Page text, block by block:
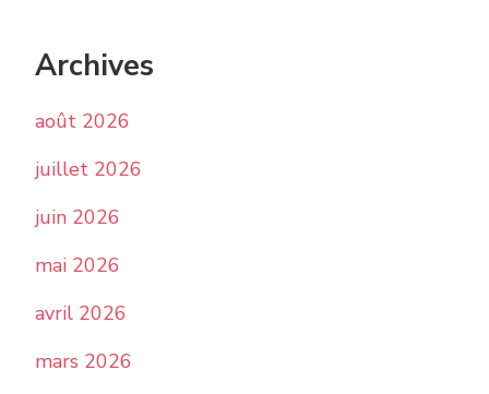
Archives
août 2026
juillet 2026
juin 2026
mai 2026
avril 2026
mars 2026